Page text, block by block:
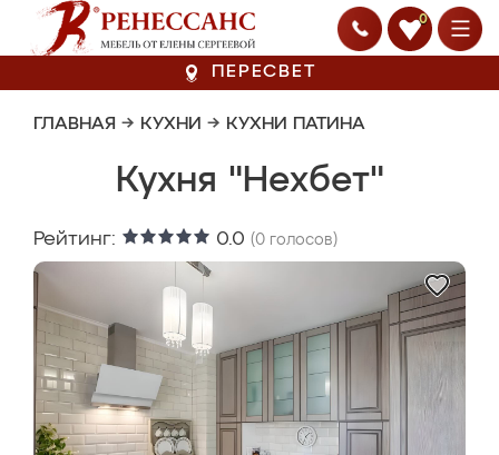
0
ПЕРЕСВЕТ
ГЛАВНАЯ → КУХНИ → КУХНИ ПАТИНА
Кухня "Нехбет"
Рейтинг: 0.0 (0 голосов)